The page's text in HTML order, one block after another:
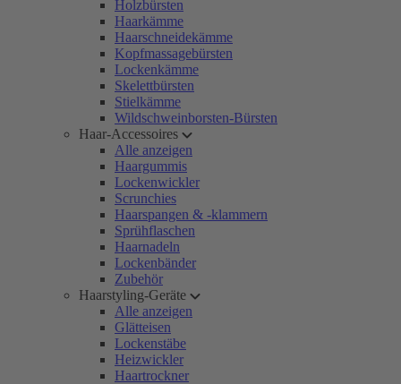
Holzbürsten
Haarkämme
Haarschneidekämme
Kopfmassagebürsten
Lockenkämme
Skelettbürsten
Stielkämme
Wildschweinborsten-Bürsten
Haar-Accessoires
Alle anzeigen
Haargummis
Lockenwickler
Scrunchies
Haarspangen & -klammern
Sprühflaschen
Haarnadeln
Lockenbänder
Zubehör
Haarstyling-Geräte
Alle anzeigen
Glätteisen
Lockenstäbe
Heizwickler
Haartrockner